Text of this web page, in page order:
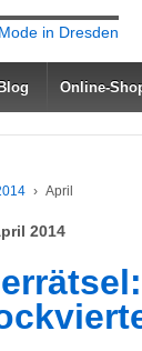
Blog Online-
› April
2014